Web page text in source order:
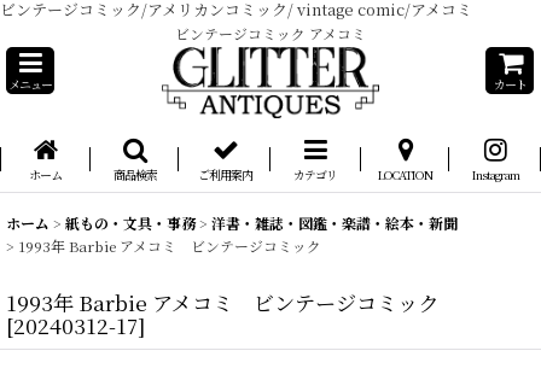
ビンテージコミック/アメリカンコミック/ vintage comic/アメコミ
ビンテージコミック アメコミ
メニュー カート
ホーム 商品検索 ご利用案内 カテゴリ LOCATION Instagram
ホーム > 紙もの・文具・事務> 洋書・雑誌・図鑑・楽譜・絵本・新聞
> 1993年 Barbie アメコミ ビンテージコミック
1993年 Barbie アメコミ ビンテージコミック
[20240312-17]